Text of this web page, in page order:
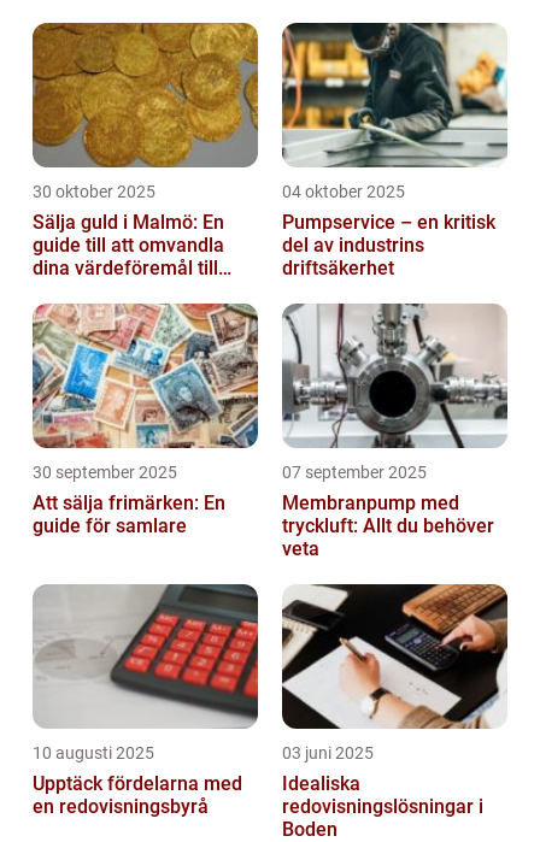
30 oktober 2025
Sälja guld i Malmö: En
guide till att omvandla
dina värdeföremål till
04 oktober 2025
Pumpservice – en kritisk
del av industrins
driftsäkerhet
30 september 2025
Att sälja frimärken: En
guide för samlare
07 september 2025
Membranpump med
tryckluft: Allt du behöver
veta
10 augusti 2025
Upptäck fördelarna med
en redovisningsbyrå
03 juni 2025
Idealiska
redovisningslösningar i
Boden